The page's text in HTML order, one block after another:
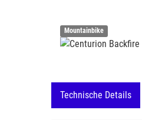
Mountainbike
Technische Details